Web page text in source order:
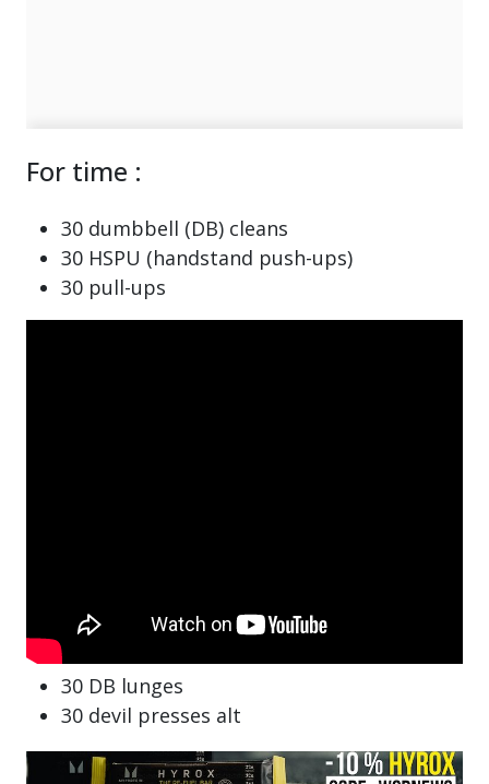
For time :
30 dumbbell (DB) cleans
30 HSPU (handstand push-ups)
30 pull-ups
30 DB lunges
30 devil presses alt